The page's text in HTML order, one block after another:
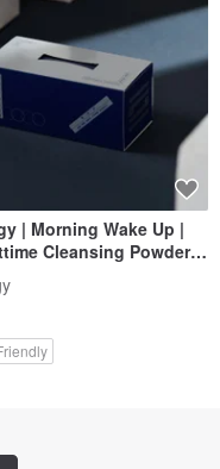
| Morning Wake Up |
Cleansing Powder
Set (30 Pieces)